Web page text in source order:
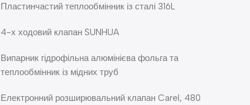
Пластинчастий теплообмінник із сталі 316L
4-х ходовий клапан SUNHUA
Випарник гідрофільна алюмінієва фольга та
теплообмінник із мідних труб
Електронний розширювальний клапан Carel, 480